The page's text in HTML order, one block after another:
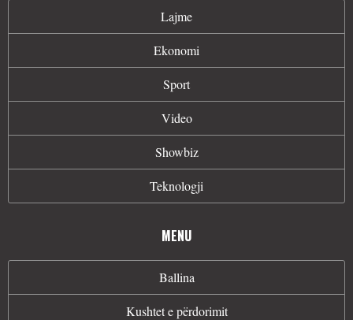
Lajme
Ekonomi
Sport
Video
Showbiz
Teknologji
MENU
Ballina
Kushtet e përdorimit